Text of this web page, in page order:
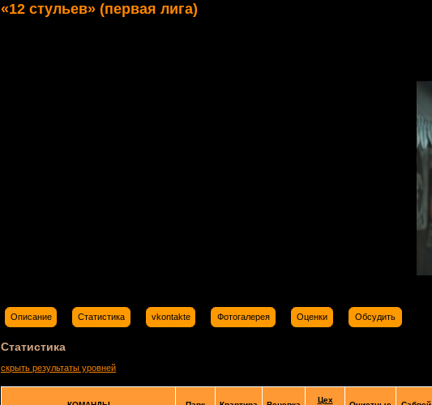
«12 стульев» (первая лига)
Описание Статистика vkontakte Фотогалерея Оценки Обсудить
Статистика
скрыть результаты уровней
Цех